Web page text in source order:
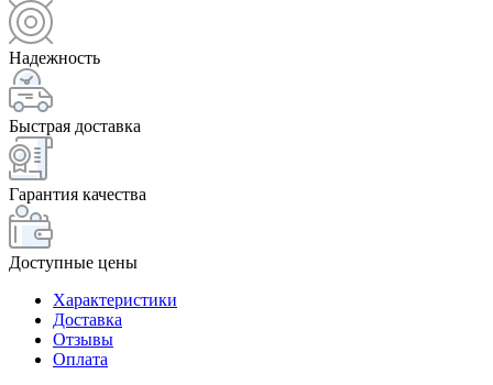
Надежность
Быстрая доставка
Гарантия качества
Доступные цены
Характеристики
Доставка
Отзывы
Оплата